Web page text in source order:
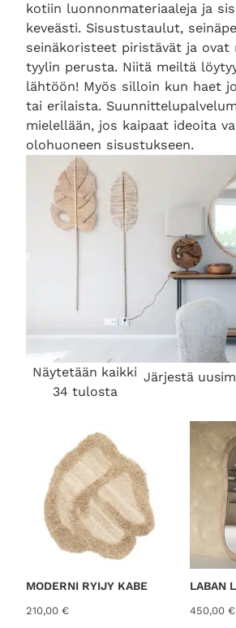
kotiin luonnonmateriaaleja ja
keveästi. Sisustustaulut,
seinäkoristeet piristävät ja ovat
tyylin perusta. Niitä meiltä
lähtöön! Myös silloin kun haet
tai erilaista.
mielellään, jos kaipaat ideoita
olohuoneen sisustukseen.
Näytetään kaikki
34 tulostaS
t
e
d
b
y
l
t
MODERNI RYIJY KABE
210,00 €
LABAN
450,00 €